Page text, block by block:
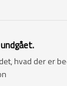
hvad der er